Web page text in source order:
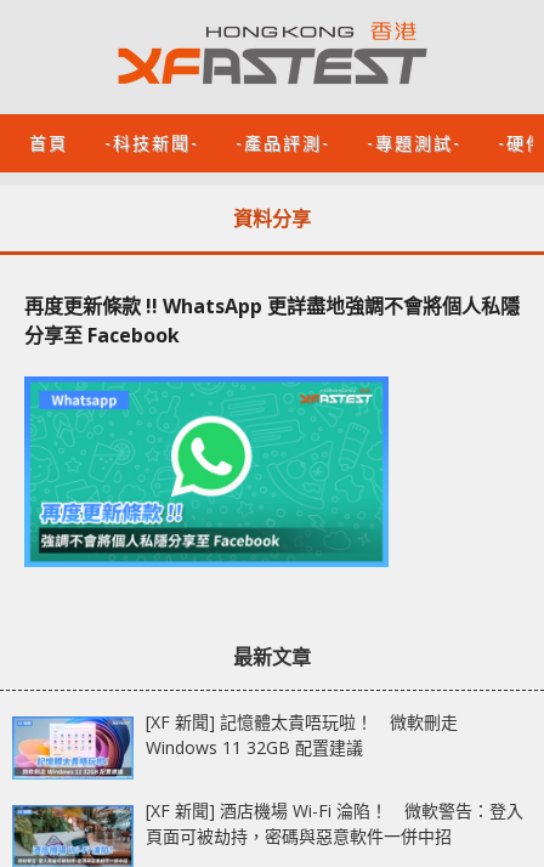
首頁 -科技新聞- -產品評測- -專題測試- -硬
資料分享
再度更新條款 !! WhatsApp 更詳盡地強調不會將個人私隱
分享至 Facebook
最新文章
[XF 新聞] 記憶體太貴唔玩啦！ 微軟刪走
Windows 11 32GB 配置建議
[XF 新聞] 酒店機場 Wi-Fi 淪陷！ 微軟警告：登入
頁面可被劫持，密碼與惡意軟件一併中招